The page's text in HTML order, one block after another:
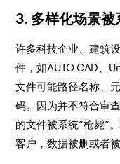
3. 多样化场景被
许多科技企业、建筑
件，如AUTO CAD、
文件可能路径名称、
码。因为并不符合审
的文件被系统“枪毙”
客户，数据被删或者